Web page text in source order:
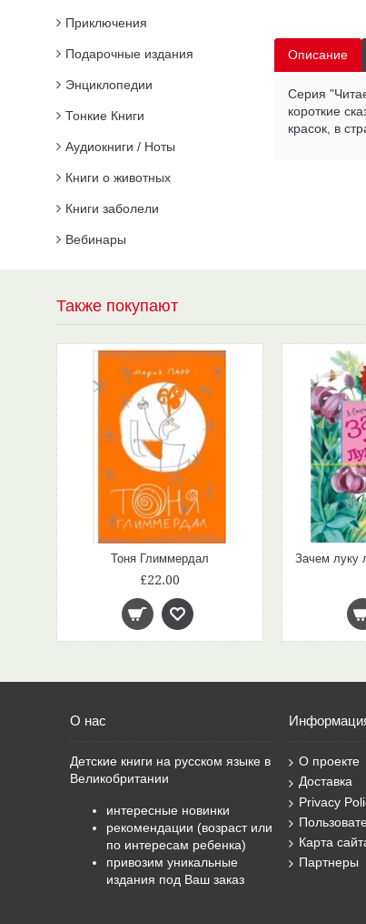
Приключения
Подарочные издания
Энциклопедии
Тонкие Книги
Аудиокниги / Ноты
Книги о животных
Книги заболели
Вебинары
Описание
Серия
короткие
красок, в
Также покупают
Тоня Глиммердал
£22.00
О нас
Детские книги на русском языке в
Великобритании
интересные новинки
рекомендации (возраст или
по интересам ребенка)
привозим уникальные
издания под Ваш заказ
О проекте
Доставка
Privacy
Карта
Партнеры